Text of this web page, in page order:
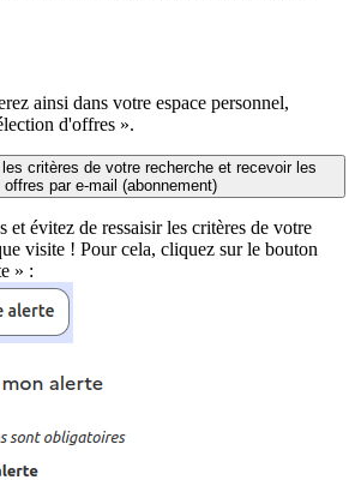
ainsi dans votre espace personnel,
d'offres ».
critères de votre recherche et recevoir les
offres par e-mail (abonnement)
et évitez de ressaisir les critères de votre
visite ! Pour cela, cliquez sur le bouton
» :